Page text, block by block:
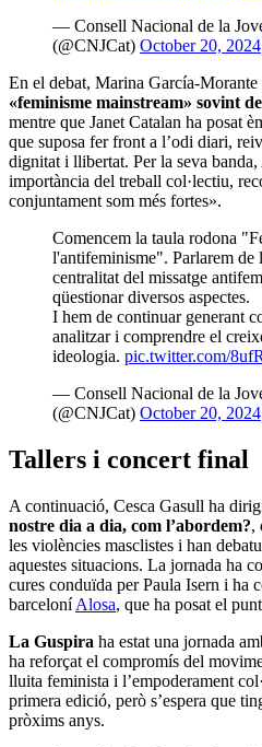
— Consell Nacional de la
(@CNJCat) October 20, 2024
En el debat, Marina García-Morante
«feminisme mainstream» sovint
mentre que Janet Catalan ha posat
que suposa fer front a l’odi diari,
dignitat i llibertat. Per la seva
importància del treball col·lectiu,
conjuntament som més fortes».
Comencem la taula rodona
l'antifeminisme". Parlarem de
centralitat del missatge
qüestionar diversos aspectes.
I hem de continuar generant
analitzar i comprendre el
ideologia. pic.twitter.com/
— Consell Nacional de la
(@CNJCat) October 20, 2024
Tallers i concert final
A continuació, Cesca Gasull ha
nostre dia a dia, com l’abordem?,
les violències masclistes i han
aquestes situacions. La jornada ha
cures conduïda per Paula Isern i ha
barceloníAlosa, que ha posat el
La Guspira ha estat una jornada
ha reforçat el compromís del
lluita feminista i l’empoderament
primera edició, però s’espera que
pròxims anys.